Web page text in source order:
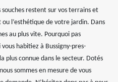
restent sur vos terrains et
l’esthétique de votre jardin. Dans
au plus vite. Pourquoi pas
vous habitiez à Bussigny-pres-
plus connue dans le secteur. Dotés
sommes en mesure de vous